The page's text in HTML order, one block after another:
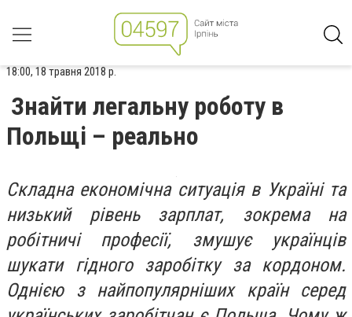
18:00, 18 травня 2018 р.
Знайти легальну роботу в
Польщі – реально
Складна економічна ситуація в Україні та
низький рівень зарплат, зокрема на
робітничі професії, змушує українців
шукати гідного заробітку за кордоном.
Однією з найпопулярніших країн серед